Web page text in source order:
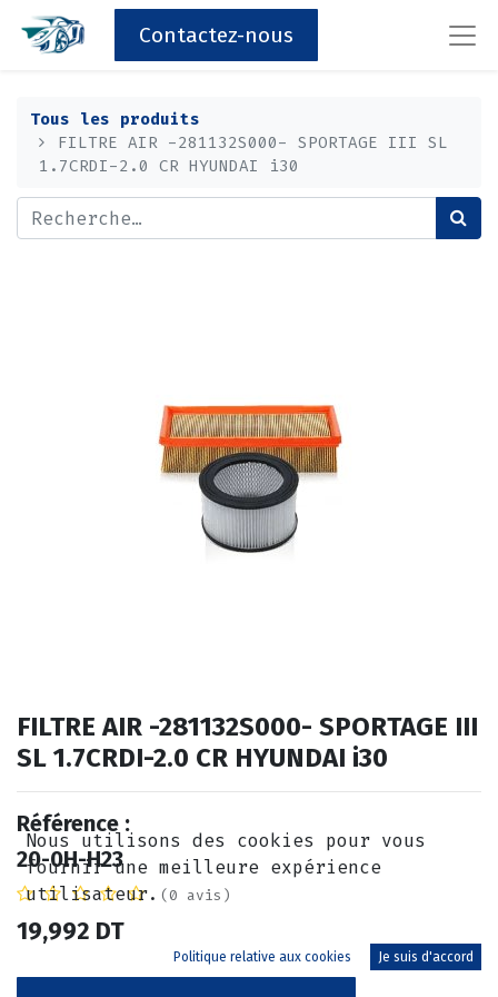
Contactez-nous
Tous les produits
FILTRE AIR -281132S000- SPORTAGE III SL
1.7CRDI-2.0 CR HYUNDAI i30
FILTRE AIR -281132S000- SPORTAGE III
SL 1.7CRDI-2.0 CR HYUNDAI i30
Référence :
20-0H-H23
(0 avis)
19,992 DT
Nous utilisons des cookies pour vous
fournir une meilleure expérience
utilisateur.
Politique relative aux cookies Je suis d'accord